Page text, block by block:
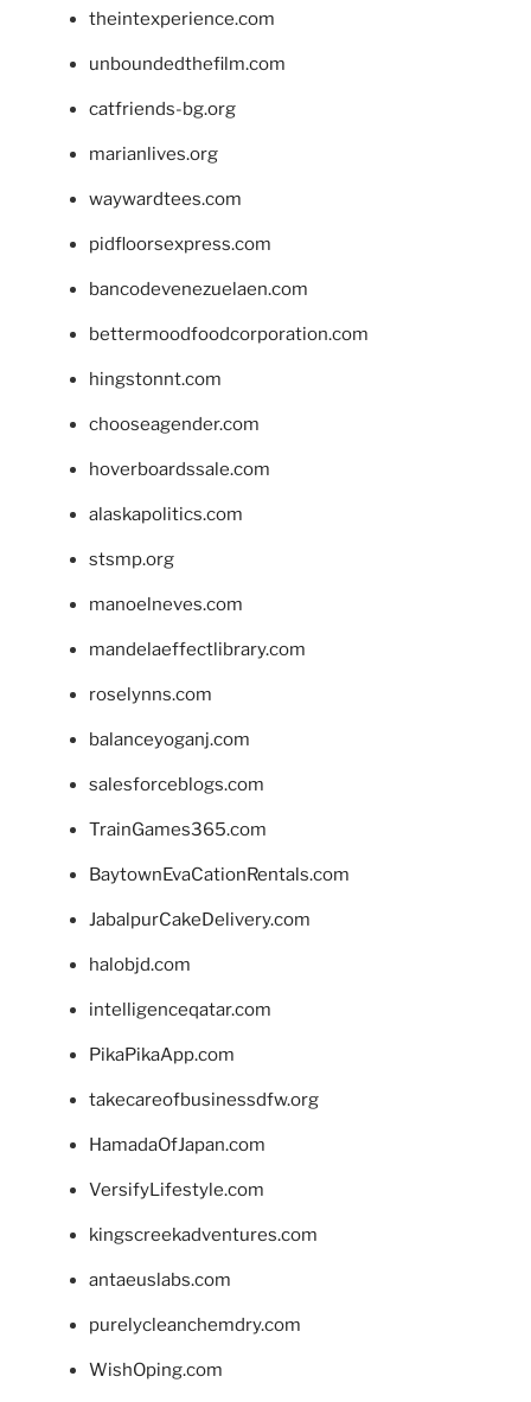
theintexperience.com
unboundedthefilm.com
catfriends-bg.org
marianlives.org
waywardtees.com
pidfloorsexpress.com
bancodevenezuelaen.com
bettermoodfoodcorporation.com
hingstonnt.com
chooseagender.com
hoverboardssale.com
alaskapolitics.com
stsmp.org
manoelneves.com
mandelaeffectlibrary.com
roselynns.com
balanceyoganj.com
salesforceblogs.com
TrainGames365.com
BaytownEvaCationRentals.com
JabalpurCakeDelivery.com
halobjd.com
intelligenceqatar.com
PikaPikaApp.com
takecareofbusinessdfw.org
HamadaOfJapan.com
VersifyLifestyle.com
kingscreekadventures.com
antaeuslabs.com
purelycleanchemdry.com
WishOping.com